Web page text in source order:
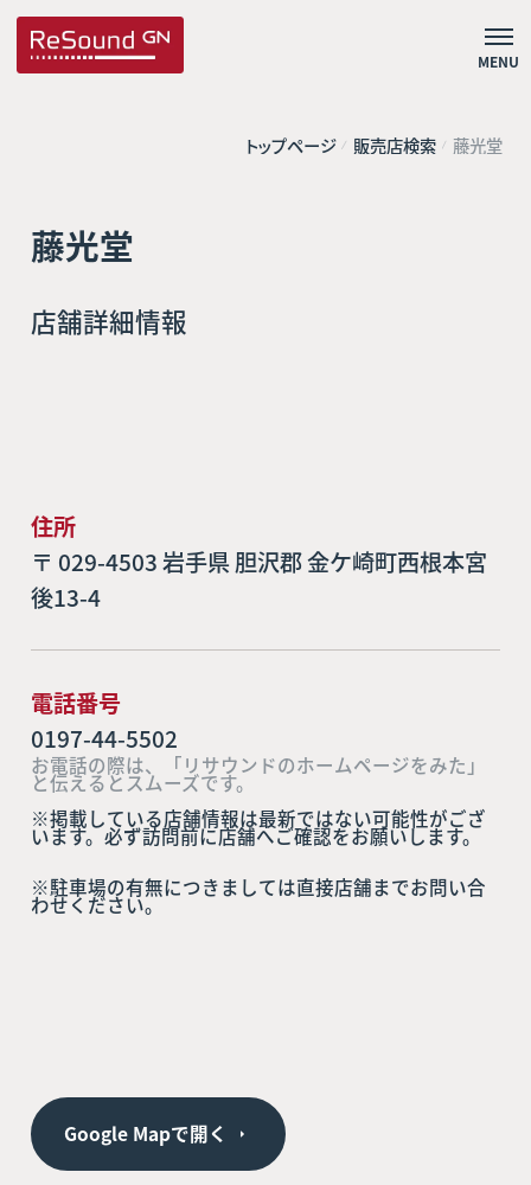
MENU
トップページ 販売店検索 藤光堂
藤光堂
店舗詳細情報
住所
〒 029-4503 岩手県 胆沢郡 金ケ崎町西根本宮
後13-4
電話番号
0197-44-5502
お電話の際は、「リサウンドのホームページをみた」
と伝えるとスムーズです。
※掲載している店舗情報は最新ではない可能性がござ
います。必ず訪問前に店舗へご確認をお願いします。
※駐車場の有無につきましては直接店舗までお問い合
わせください。
Google Mapで開く